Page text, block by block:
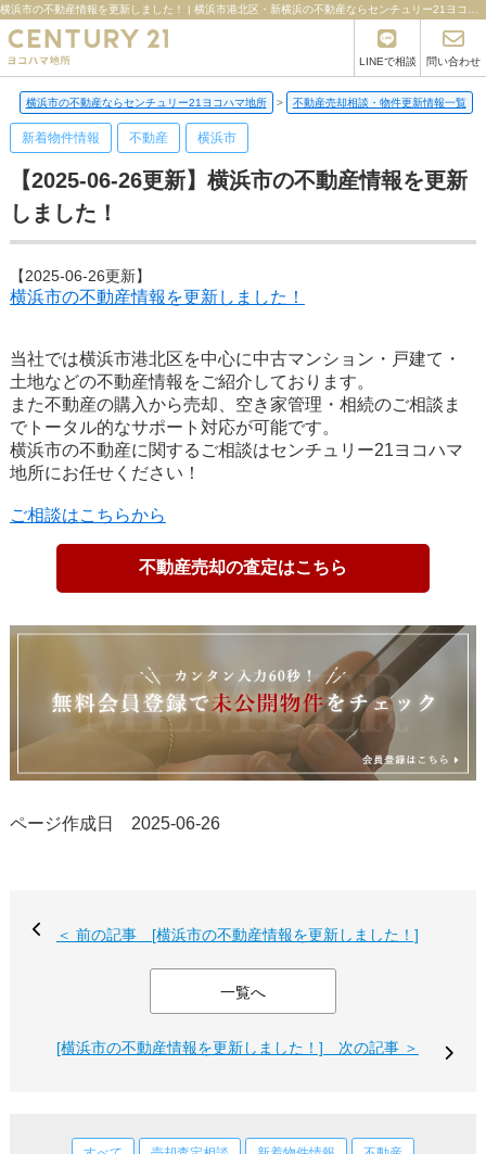
LINEで相談 問い合わせ
横浜市の不動産ならセンチュリー21ヨコハマ地所 > 不動産売却相談・物件更新情報一覧
新着物件情報 不動産 横浜市
【2025-06-26更新】横浜市の不動産情報を更新
しました！
【2025-06-26更新】
横浜市の不動産情報を更新しました！
当社では横浜市港北区を中心に中古マンション・戸建て・
土地などの不動産情報をご紹介しております。
また不動産の購入から売却、空き家管理・相続のご相談ま
でトータル的なサポート対応が可能です。
横浜市の不動産に関するご相談はセンチュリー21ヨコハマ
地所にお任せください！
ご相談はこちらから
不動産売却の査定はこちら
ページ作成日 2025-06-26
＜ 前の記事 [横浜市の不動産情報を更新しました！]
一覧へ
[横浜市の不動産情報を更新しました！] 次の記事 ＞